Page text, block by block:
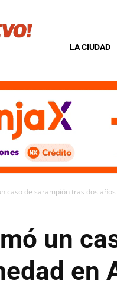
LA CIUDAD
caso de sarampión tras dos
un
en